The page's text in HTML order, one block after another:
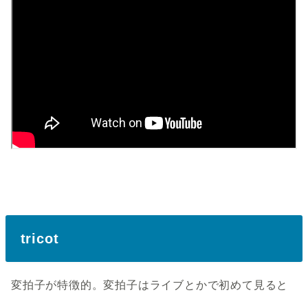
tricot
変拍子が特徴的。変拍子はライブとかで初めて見ると